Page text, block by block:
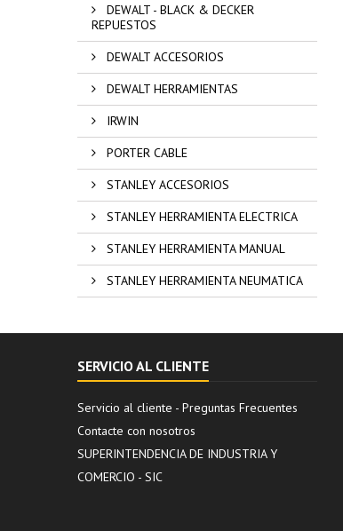
DEWALT - BLACK & DECKER
REPUESTOS
DEWALT ACCESORIOS
DEWALT HERRAMIENTAS
IRWIN
PORTER CABLE
STANLEY ACCESORIOS
STANLEY HERRAMIENTA ELECTRICA
STANLEY HERRAMIENTA MANUAL
STANLEY HERRAMIENTA NEUMATICA
SERVICIO AL CLIENTE
Servicio al cliente - Preguntas Frecuentes
Contacte con nosotros
SUPERINTENDENCIA DE INDUSTRIA Y
COMERCIO - SIC